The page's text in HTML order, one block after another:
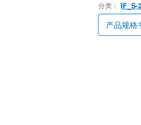
分类： IF_S-
产品规格